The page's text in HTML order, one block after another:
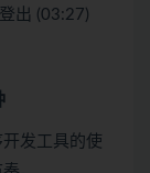
出 (03:27)
发工具的使